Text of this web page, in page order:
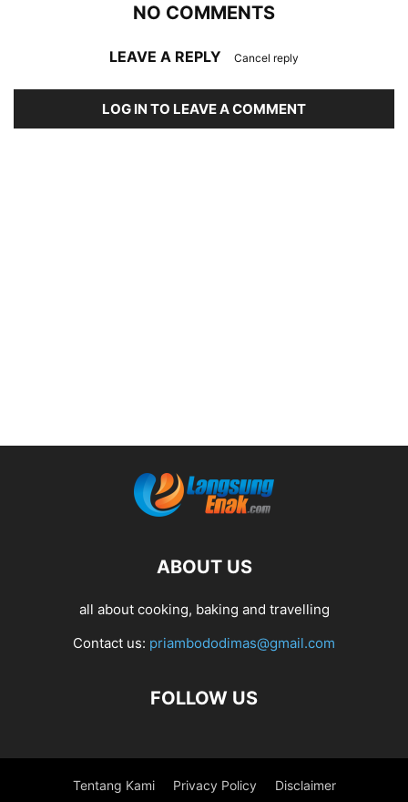
NO COMMENTS
LEAVE A REPLY Cancel reply
LOG IN TO LEAVE A COMMENT
ABOUT US
all about cooking, baking and travelling
Contact us: priambododimas@gmail.com
FOLLOW US
Tentang Kami Privacy Policy Disclaimer